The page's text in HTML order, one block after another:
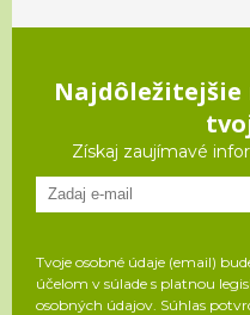
Získaj zaujímavé
Tvoje osobné údaje (email)
účelom v súlade s platnou
osobných údajov. Súhlas